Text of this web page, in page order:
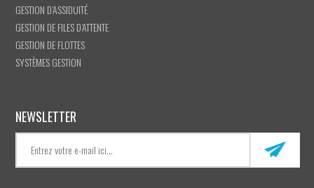
GESTION D’ASSIDUITÉ
GESTION DE FILES D’ATTENTE
GESTION DE FLOTTES
SYSTÈMES GESTION
NEWSLETTER